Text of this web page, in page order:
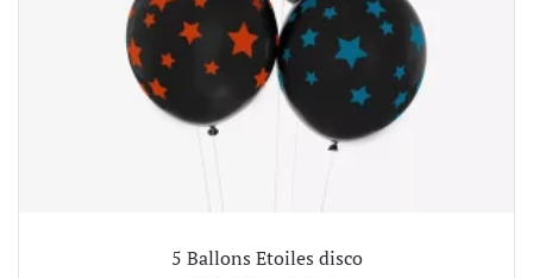
5 Ballons Etoiles disco